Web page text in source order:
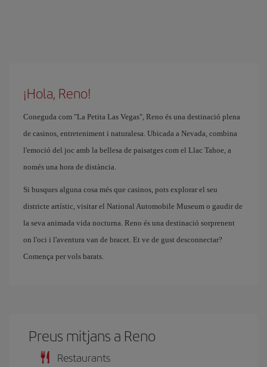
¡Hola, Reno!
Coneguda com "La Petita Las Vegas", Reno és una destinació plena
de casinos, entreteniment i naturalesa. Ubicada a Nevada, combina
l'emoció del joc amb la bellesa de paisatges com el Llac Tahoe, a
només una hora de distància.
Si busques alguna cosa més que casinos, pots explorar el seu
districte artístic, visitar el National Automobile Museum o gaudir de
la seva animada vida nocturna. Reno és una destinació sorprenent
on l'oci i l'aventura van de bracet. Et ve de gust desconnectar?
Comença per vols barats.
Preus mitjans a Reno
Restaurants